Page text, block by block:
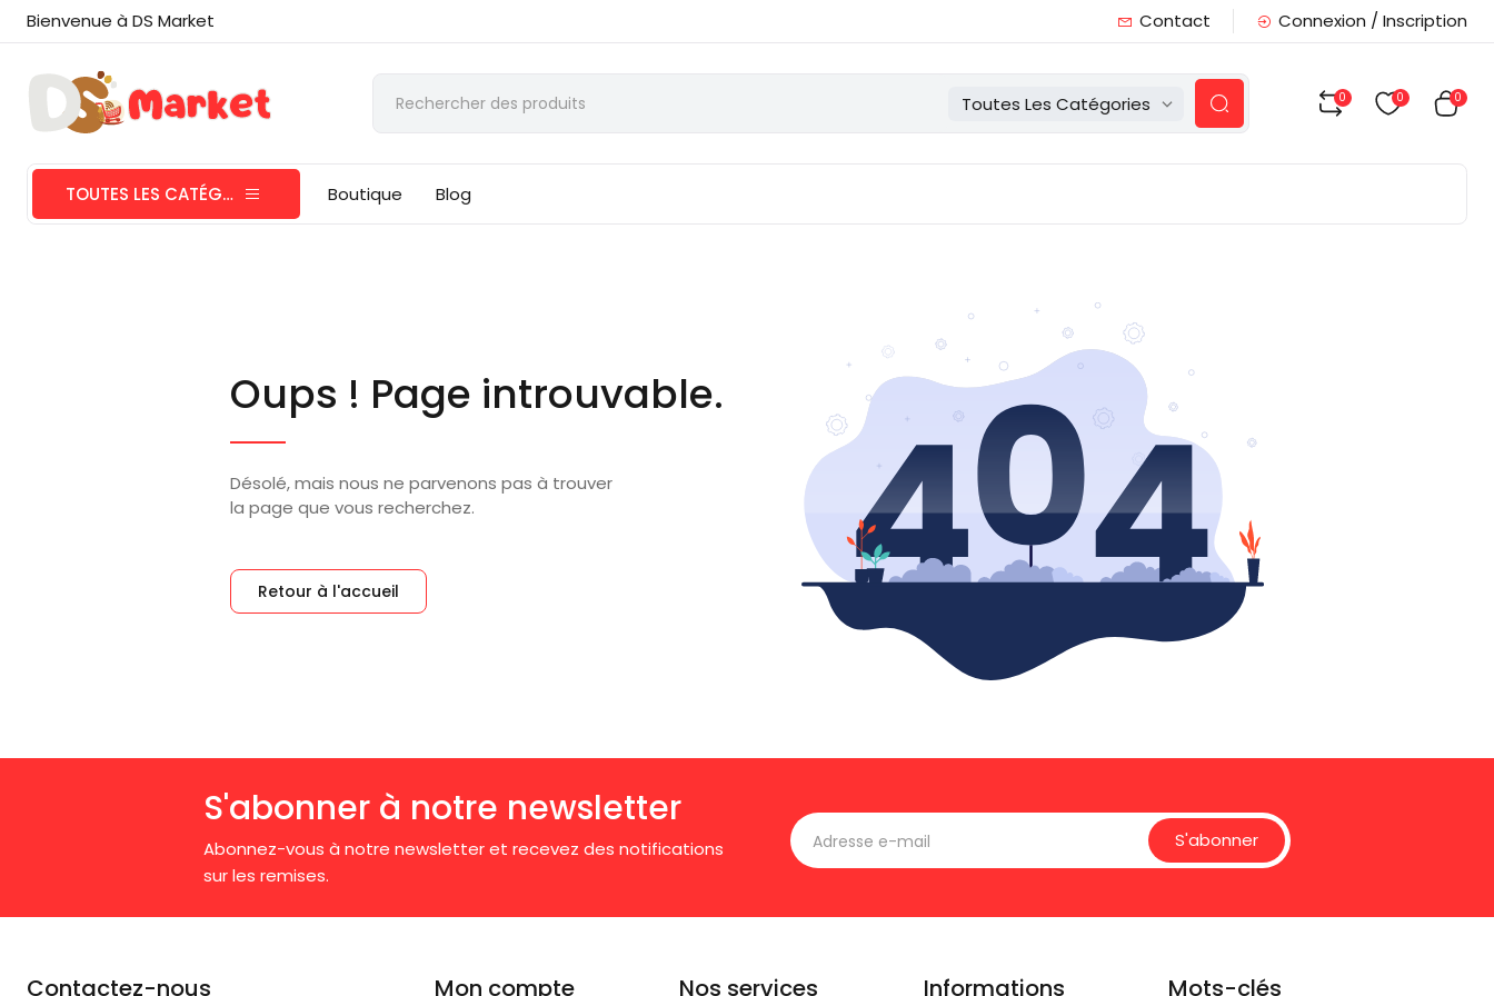
Bienvenue à DS Market Contact Connexion / Inscription
Toutes Les Catégories 0 0 0
TOUTES LES CATÉGORIES Boutique Blog
Oups ! Page introuvable.
Désolé, mais nous ne parvenons pas à trouver
la page que vous recherchez.
Retour à l'accueil
S'abonner à notre newsletter
Abonnez-vous à notre newsletter et recevez des notifications
sur les remises.
S'abonner
Contactez-nous Mon compte Nos services Informations Mots-clés